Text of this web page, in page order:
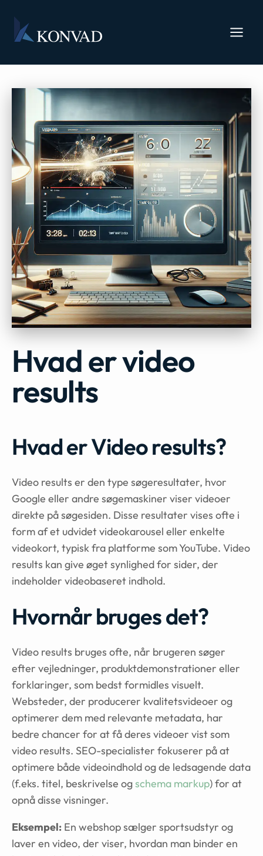
Hvad er video
results
Hvad er Video results?
Video results er den type søgeresultater, hvor
Google eller andre søgemaskiner viser videoer
direkte på søgesiden. Disse resultater vises ofte i
form af et udvidet videokarousel eller enkelte
videokort, typisk fra platforme som YouTube. Video
results kan give øget synlighed for sider, der
indeholder videobaseret indhold.
Hvornår bruges det?
Video results bruges ofte, når brugeren søger
efter vejledninger, produktdemonstrationer eller
forklaringer, som bedst formidles visuelt.
Websteder, der producerer kvalitetsvideoer og
optimerer dem med relevante metadata, har
bedre chancer for at få deres videoer vist som
video results. SEO-specialister fokuserer på at
optimere både videoindhold og de ledsagende data
(f.eks. titel, beskrivelse ogschema markup) for at
opnå disse visninger.
Eksempel: En webshop sælger sportsudstyr og
laver en video, der viser, hvordan man binder en